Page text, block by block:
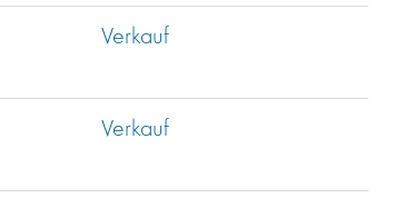
Verkauf
Verkauf